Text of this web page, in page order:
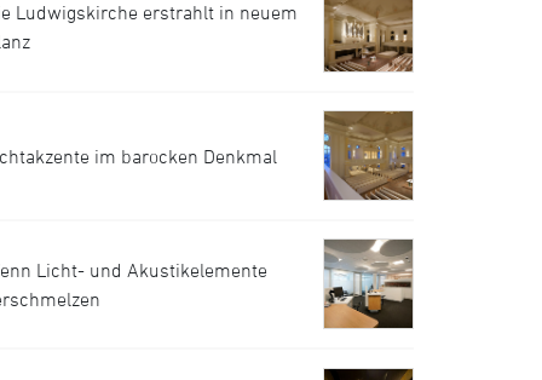
Ludwigskirche erstrahlt in neuem
im barocken Denkmal
Licht- und Akustikelemente